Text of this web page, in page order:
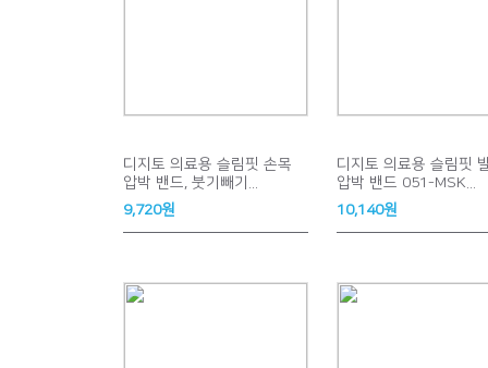
디지토 의료용 슬림핏 손목
압박 밴드, 붓기빼기...
9,720원
디지토 의료용 슬림핏
압박 밴드 051-MSK...
10,140원